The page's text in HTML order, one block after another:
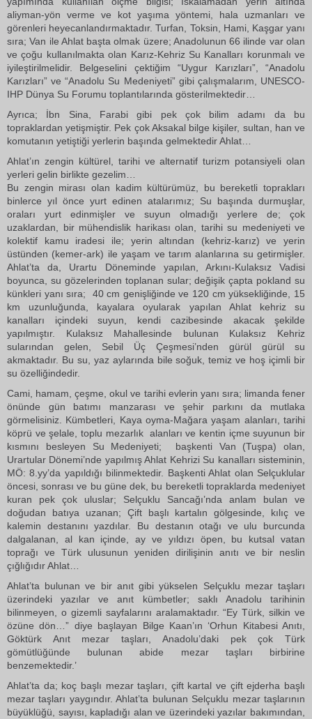
aliyman-yön verme ve kot yaşıma yöntemi, hala uzmanları ve
görenleri heyecanlandırmaktadır. Turfan, Toksin, Hami, Kaşgar yanı
sıra; Van ile Ahlat başta olmak üzere; Anadolunun 66 ilinde var olan
ve çoğu kullanılmakta olan Karız-Kehriz Su Kanalları korunmalı ve
iyileştirilmelidir. Belgeselini çektiğim “Uygur Karızları”, “Anadolu
Karızları” ve “Anadolu Su Medeniyeti” gibi çalışmalarım, UNESCO-
IHP Dünya Su Forumu toplantılarında gösterilmektedir…
Ayrıca; İbn Sina, Farabi gibi pek çok bilim adamı da bu
topraklardan yetişmiştir. Pek çok Aksakal bilge kişiler, sultan, han ve
komutanın yetiştiği yerlerin başında gelmektedir Ahlat…
Ahlat’ın zengin kültürel, tarihi ve alternatif turizm potansiyeli olan
yerleri gelin birlikte gezelim…
Bu zengin mirası olan kadim kültürümüz, bu bereketli toprakları
binlerce yıl önce yurt edinen atalarımız; Su başında durmuşlar,
oraları yurt edinmişler ve suyun olmadığı yerlere de; çok
uzaklardan, bir mühendislik harikası olan, tarihi su medeniyeti ve
kolektif kamu iradesi ile; yerin altından (kehriz-karız) ve yerin
üstünden (kemer-ark) ile yaşam ve tarım alanlarına su getirmişler.
Ahlat’ta da, Urartu Döneminde yapılan, Arkını-Kulaksız Vadisi
boyunca, su gözelerinden toplanan sular; değişik çapta pokland su
künkleri yanı sıra; 40 cm genişliğinde ve 120 cm yüksekliğinde, 15
km uzunluğunda, kayalara oyularak yapılan Ahlat kehriz su
kanalları içindeki suyun, kendi cazibesinde akacak şekilde
yapılmıştır. Kulaksız Mahallesinde bulunan Kulaksız Kehriz
sularından gelen, Sebil Üç Çeşmesi’nden gürül gürül su
akmaktadır. Bu su, yaz aylarında bile soğuk, temiz ve hoş içimli bir
su özelliğindedir.
Cami, hamam, çeşme, okul ve tarihi evlerin yanı sıra; limanda fener
önünde gün batımı manzarası ve şehir parkını da mutlaka
görmelisiniz. Kümbetleri, Kaya oyma-Mağara yaşam alanları, tarihi
köprü ve şelale, toplu mezarlık alanları ve kentin içme suyunun bir
kısmını besleyen Su Medeniyeti; başkenti Van (Tuşpa) olan,
Urartular Dönemi’nde yapılmış Ahlat Kehrizi Su kanalları sisteminin,
MÖ: 8.yy’da yapıldığı bilinmektedir. Başkenti Ahlat olan Selçuklular
öncesi, sonrası ve bu güne dek, bu bereketli topraklarda medeniyet
kuran pek çok uluslar; Selçuklu Sancağı’nda anlam bulan ve
doğudan batıya uzanan; Çift başlı kartalın gölgesinde, kılıç ve
kalemin destanını yazdılar. Bu destanın otağı ve ulu burcunda
dalgalanan, al kan içinde, ay ve yıldızı öpen, bu kutsal vatan
toprağı ve Türk ulusunun yeniden dirilişinin anıtı ve bir neslin
çığlığıdır Ahlat…
Ahlat’ta bulunan ve bir anıt gibi yükselen Selçuklu mezar taşları
üzerindeki yazılar ve anıt kümbetler; saklı Anadolu tarihinin
bilinmeyen, o gizemli sayfalarını aralamaktadır. “Ey Türk, silkin ve
özüne dön…” diye başlayan Bilge Kaan’ın ‘Orhun Kitabesi Anıtı,
Göktürk Anıt mezar taşları, Anadolu’daki pek çok Türk
gömütlüğünde bulunan abide mezar taşları birbirine
benzemektedir.’
Ahlat’ta da; koç başlı mezar taşları, çift kartal ve çift ejderha başlı
mezar taşları yaygındır. Ahlat’ta bulunan Selçuklu mezar taşlarının
büyüklüğü, sayısı, kapladığı alan ve üzerindeki yazılar bakımından,